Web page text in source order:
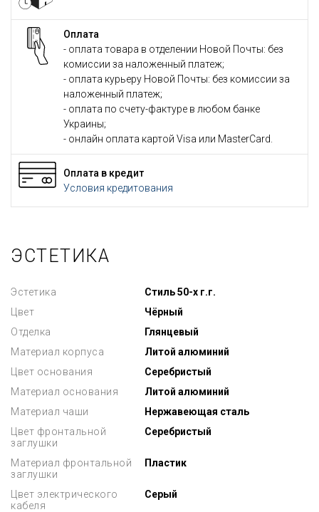
Оплата
- оплата товара в отделении Новой Почты: без
комиссии за наложенный платеж;
- оплата курьеру Новой Почты: без комиссии за
наложенный платеж;
- оплата по счету-фактуре в любом банке
Украины;
- онлайн оплата картой Visa или MasterCard.
Оплата в кредит
Условия кредитования
ЭСТЕТИКА
Эстетика
Стиль 50-х г.г.
Цвет
Чёрный
Отделка
Глянцевый
Материал корпуса
Литой алюминий
Цвет основания
Серебристый
Материал основания
Литой алюминий
Материал чаши
Нержавеющая сталь
Цвет фронтальной
заглушки
Серебристый
Материал фронтальной
заглушки
Пластик
Цвет электрического
кабеля
Серый